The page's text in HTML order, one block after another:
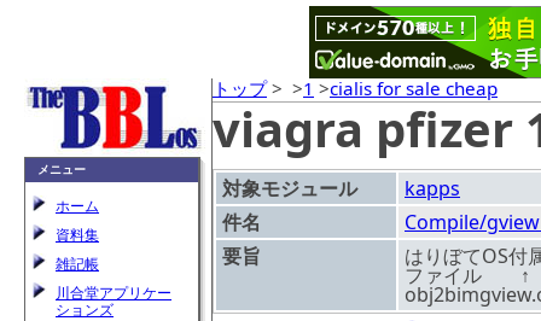
メニュー
ホーム
資料集
雑記帳
川合堂アプリケー
ションズ
トップ> >1 >cialis for sale cheap
viagra pfizer
対象モジュール
kapps
件名
Compile/gview
要旨
はりぼてOS
ファイル